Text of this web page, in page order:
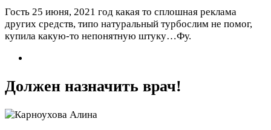
Гость 25 июня, 2021 год какая то сплошная реклама
других средств, типо натуральный турбослим не помог,
купила какую-то непонятную штуку…Фу.
Должен назначить врач!